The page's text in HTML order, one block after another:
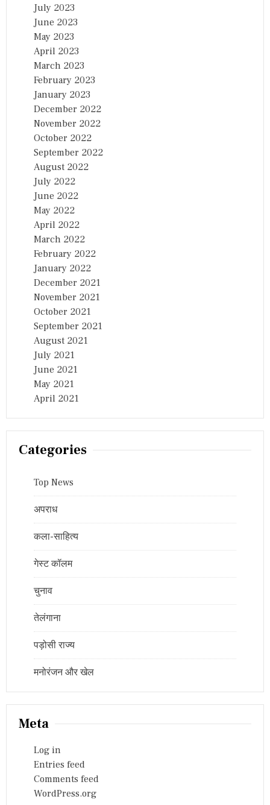
July 2023
June 2023
May 2023
April 2023
March 2023
February 2023
January 2023
December 2022
November 2022
October 2022
September 2022
August 2022
July 2022
June 2022
May 2022
April 2022
March 2022
February 2022
January 2022
December 2021
November 2021
October 2021
September 2021
August 2021
July 2021
June 2021
May 2021
April 2021
Categories
Top News
अपराध
कला-साहित्य
गेस्ट कॉलम
चुनाव
तेलंगाना
पड़ोसी राज्य
मनोरंजन और खेल
Meta
Log in
Entries feed
Comments feed
WordPress.org